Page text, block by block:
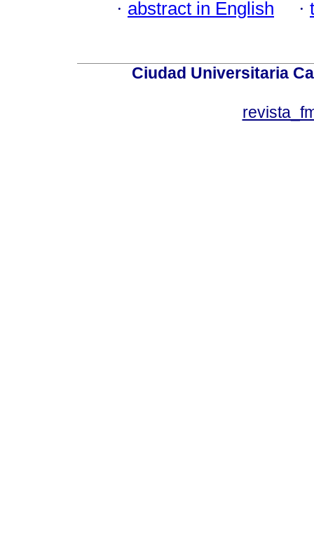
· abstract in English ·
Ciudad Universitaria